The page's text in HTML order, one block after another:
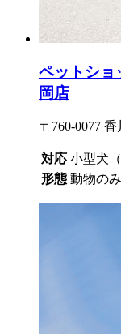
ペットショ
岡店
〒760-0077
対応 小型犬
形態 動物の